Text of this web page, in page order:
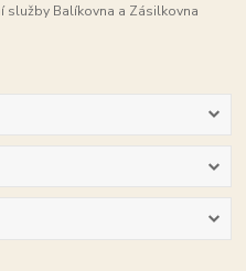
služby Balíkovna a Zásilkovna